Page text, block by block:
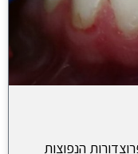
הנפוצות